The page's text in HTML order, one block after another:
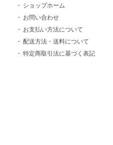
ショップホーム
お問い合わせ
お支払い方法について
配送方法・送料について
特定商取引法に基づく表記